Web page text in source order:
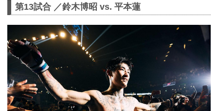
第13試合 ／鈴木博昭 vs. 平本蓮